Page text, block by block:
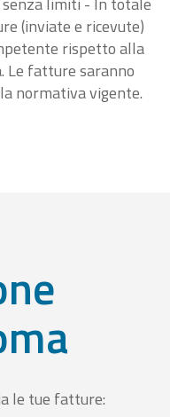
(inviate e ricevute)
rispetto alla
Le fatture saranno
normativa vigente.
le tue fatture: